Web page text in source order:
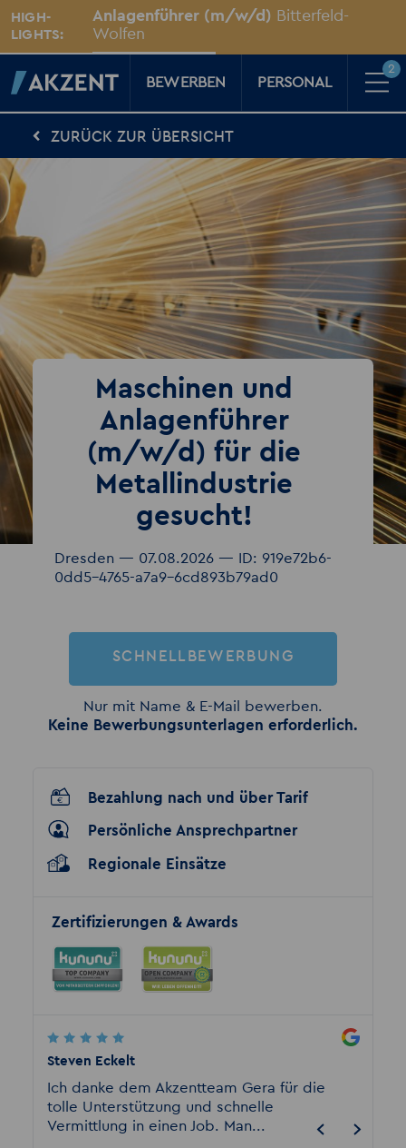
HIGH-
LIGHTS:
Anlagenführer (m/w/d) Bitterfeld-
Wolfen
Für Kandidaten
Karriere-Kompass
News, Tipps & Tricks rund um deinen Traumjob
Für Unternehmen
Kompass für Personaler
News rund um den Arbeitsplatz
Über AKZENT
Für Sie vor Ort
AKZENT-Shop
Für unsere größten Fans
Merkzettel 2
BEWERBEN PERSONAL
2
ZURÜCK ZUR ÜBERSICHT
Maschinen und
Anlagenführer
(m/w/d) für die
Metallindustrie
gesucht!
Dresden — 07.08.2026 — ID: 919e72b6-
0dd5-4765-a7a9-6cd893b79ad0
SCHNELLBEWERBUNG
Nur mit Name & E-Mail bewerben.
Keine Bewerbungsunterlagen erforderlich.
Bezahlung nach und über Tarif
Persönliche Ansprechpartner
Regionale Einsätze
Zertifizierungen & Awards
Steven Eckelt
Ich danke dem Akzentteam Gera für die
tolle Unterstützung und schnelle
Vermittlung in einen Job. Man...